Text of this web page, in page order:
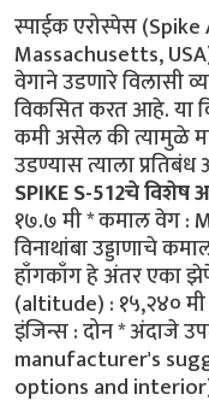
स्पाईक एरोस्पेस
Massachusetts,
वेगाने उडणारे विलासी
विकसित करत आहे. या
कमी असेल की त्यामुळे
उडण्यास त्याला
SPIKE S-512चे
१७.७ मी * कमाल वेग :
विनाथांबा उड्डाणाचे
हाँगकाँग हे अंतर एका
(altitude) : १५,२४० मी
इंजिन्स : दोन * अंदाजे
manufacturer's
options and interior)